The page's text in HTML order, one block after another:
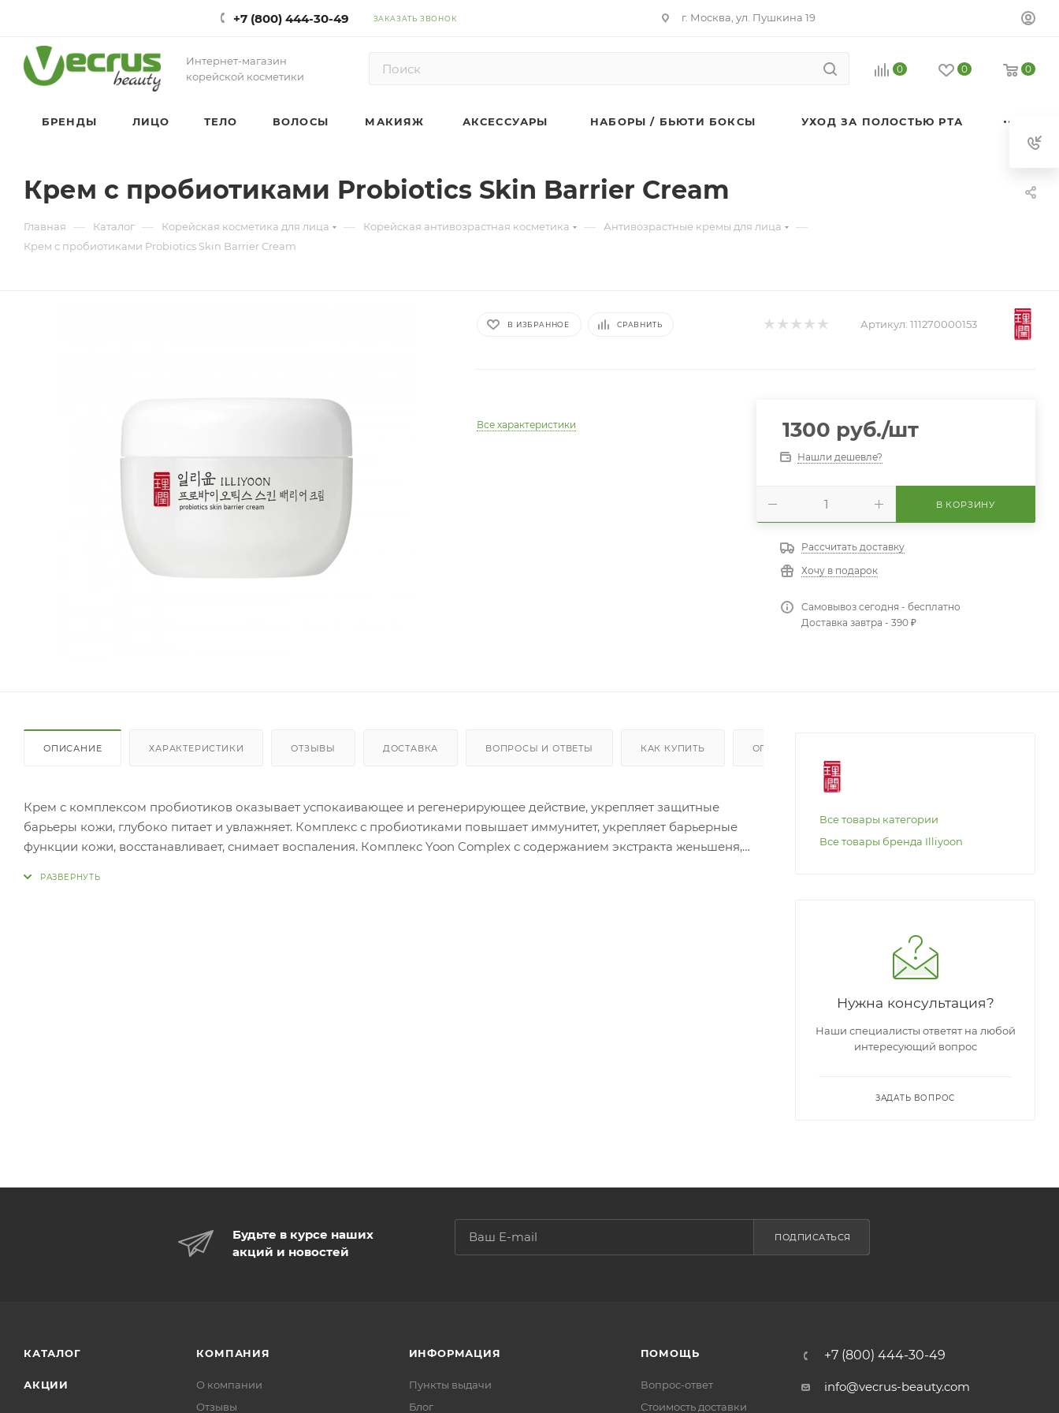
+7 (800) 444-30-49 ЗАКАЗАТЬ ЗВОНОК г. Москва, ул. Пушкина 19
Интернет-магазин
корейской косметики
0 0 0
БРЕНДЫ ЛИЦО ТЕЛО ВОЛОСЫ МАКИЯЖ АКСЕССУАРЫ НАБОРЫ / БЬЮТИ БОКСЫ УХОД ЗА ПОЛОСТЬЮ РТА
Крем с пробиотиками Probiotics Skin Barrier Cream
Главная — Каталог — Корейская косметика для лица — Корейская антивозрастная косметика — Антивозрастные кремы для лица —
Крем с пробиотиками Probiotics Skin Barrier Cream
В ИЗБРАННОЕ СРАВНИТЬ Артикул: 111270000153
Все характеристики 1300 руб./шт
Нашли дешевле?
В КОРЗИНУ
Рассчитать доставку
Хочу в подарок
Самовывоз сегодня - бесплатно
Доставка завтра - 390 ₽
ОПИСАНИЕ ХАРАКТЕРИСТИКИ ОТЗЫВЫ ДОСТАВКА ВОПРОСЫ И ОТВЕТЫ КАК КУПИТЬ ОПЛАТА
Крем с комплексом пробиотиков оказывает успокаивающее и регенерирующее действие, укрепляет защитные
барьеры кожи, глубоко питает и увлажняет. Комплекс с пробиотиками повышает иммунитет, укрепляет барьерные
функции кожи, восстанавливает, снимает воспаления. Комплекс Yoon Complex с содержанием экстракта женьшеня,
Все товары категории
Все товары бренда Illiyoon
Нужна консультация?
Наши специалисты ответят на любой
интересующий вопрос
ЗАДАТЬ ВОПРОС
Будьте в курсе наших
акций и новостей
ПОДПИСАТЬСЯ
КАТАЛОГ
АКЦИИ
КОМПАНИЯ
О компании
Отзывы
ИНФОРМАЦИЯ
Пункты выдачи
Блог
ПОМОЩЬ
Вопрос-ответ
Стоимость доставки
+7 (800) 444-30-49
info@vecrus-beauty.com